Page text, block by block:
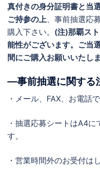
真付きの身分証明書と当
ご持参の上、事前抽選応
購入下さい。 (注)那覇ス
能性がございます。ご当
間にご購入お願いいたしま
―事前抽選に関する
・メール、FAX、お電話
・抽選応募シートはA4
す。
・営業時間外のお受付は